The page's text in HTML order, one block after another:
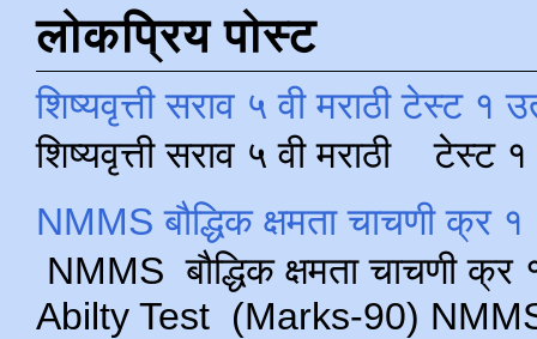
लोकप्रिय पोस्ट
शिष्यवृत्ती सराव ५ वी मराठी टेस्ट १
शिष्यवृत्ती सराव ५ वी मराठी टेस्ट
NMMS बौद्धिक क्षमता चाचणी क्र
NMMS बौद्धिक क्षमता चाचणी
Abilty Test (Marks-90) NMMS